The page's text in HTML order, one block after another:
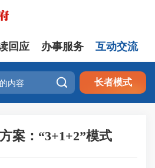
回应 办事服务 互动交流
 长者模式
案：“3+1+2”模式